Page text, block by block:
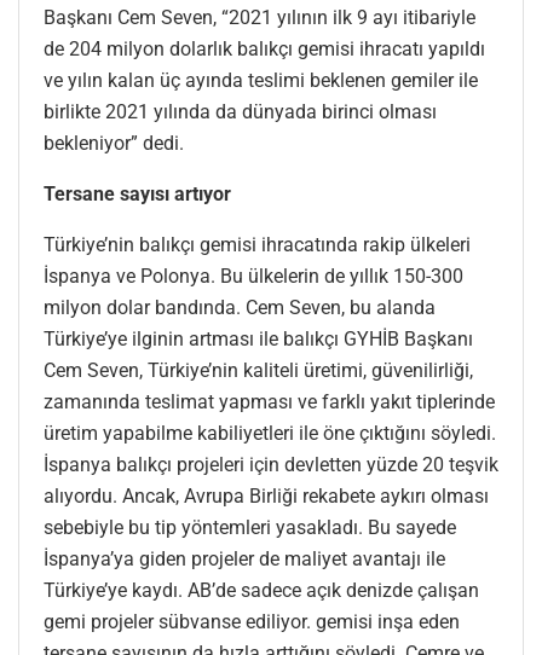
Başkanı Cem Seven, “2021 yılının ilk 9 ayı itibariyle
de 204 milyon dolarlık balıkçı gemisi ihracatı yapıldı
ve yılın kalan üç ayında teslimi beklenen gemiler ile
birlikte 2021 yılında da dünyada birinci olması
bekleniyor” dedi.
Tersane sayısı artıyor
Türkiye’nin balıkçı gemisi ihracatında rakip ülkeleri
İspanya ve Polonya. Bu ülkelerin de yıllık 150-300
milyon dolar bandında. Cem Seven, bu alanda
Türkiye’ye ilginin artması ile balıkçı GYHİB Başkanı
Cem Seven, Türkiye’nin kaliteli üretimi, güvenilirliği,
zamanında teslimat yapması ve farklı yakıt tiplerinde
üretim yapabilme kabiliyetleri ile öne çıktığını söyledi.
İspanya balıkçı projeleri için devletten yüzde 20 teşvik
alıyordu. Ancak, Avrupa Birliği rekabete aykırı olması
sebebiyle bu tip yöntemleri yasakladı. Bu sayede
İspanya’ya giden projeler de maliyet avantajı ile
Türkiye’ye kaydı. AB’de sadece açık denizde çalışan
gemi projeler sübvanse ediliyor. gemisi inşa eden